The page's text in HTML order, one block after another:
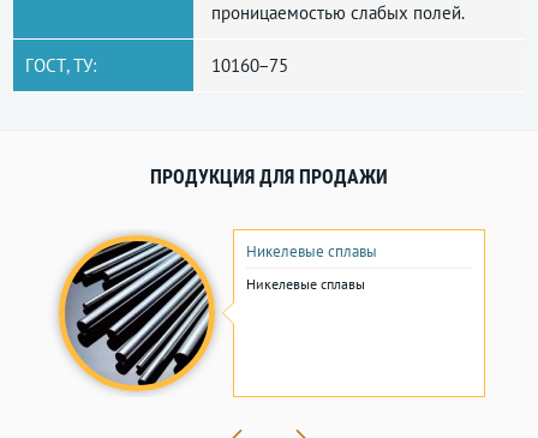
проницаемостью слабых полей.
ГОСТ, ТУ: 10160−75
ПРОДУКЦИЯ ДЛЯ ПРОДАЖИ
Никелевые сплавы
Никелевые сплавы